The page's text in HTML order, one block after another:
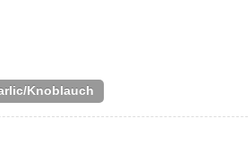
Knoblauch